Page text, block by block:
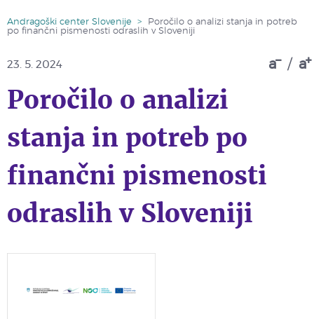
Andragoški center Slovenije >
Poročilo o analizi stanja in potreb
po finančni pismenosti odraslih v Sloveniji
a / a
23. 5. 2024
Poročilo o analizi
stanja in potreb po
finančni pismenosti
odraslih v Sloveniji